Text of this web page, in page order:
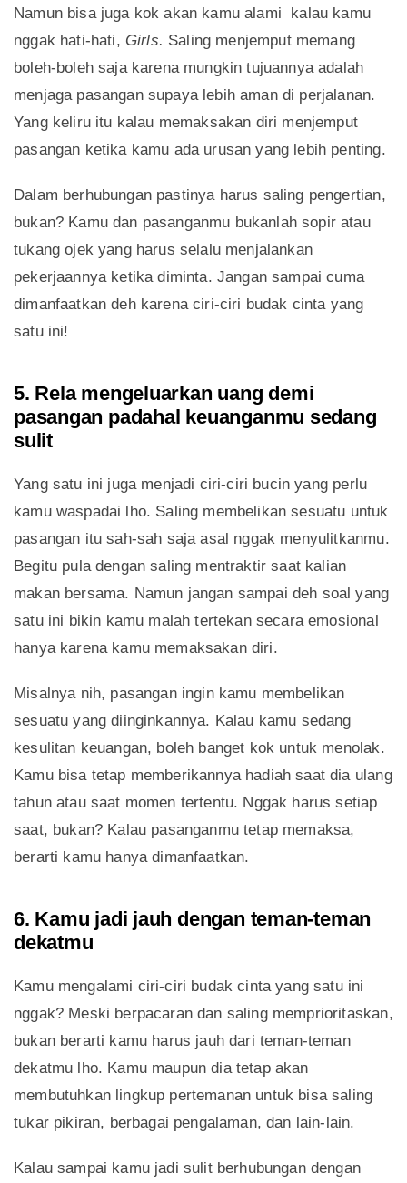
Namun bisa juga kok akan kamu alami kalau kamu
nggak hati-hati, Girls. Saling menjemput memang
boleh-boleh saja karena mungkin tujuannya adalah
menjaga pasangan supaya lebih aman di perjalanan.
Yang keliru itu kalau memaksakan diri menjemput
pasangan ketika kamu ada urusan yang lebih penting.
Dalam berhubungan pastinya harus saling pengertian,
bukan? Kamu dan pasanganmu bukanlah sopir atau
tukang ojek yang harus selalu menjalankan
pekerjaannya ketika diminta. Jangan sampai cuma
dimanfaatkan deh karena ciri-ciri budak cinta yang
satu ini!
5. Rela mengeluarkan uang demi
pasangan padahal keuanganmu sedang
sulit
Yang satu ini juga menjadi ciri-ciri bucin yang perlu
kamu waspadai lho. Saling membelikan sesuatu untuk
pasangan itu sah-sah saja asal nggak menyulitkanmu.
Begitu pula dengan saling mentraktir saat kalian
makan bersama. Namun jangan sampai deh soal yang
satu ini bikin kamu malah tertekan secara emosional
hanya karena kamu memaksakan diri.
Misalnya nih, pasangan ingin kamu membelikan
sesuatu yang diinginkannya. Kalau kamu sedang
kesulitan keuangan, boleh banget kok untuk menolak.
Kamu bisa tetap memberikannya hadiah saat dia ulang
tahun atau saat momen tertentu. Nggak harus setiap
saat, bukan? Kalau pasanganmu tetap memaksa,
berarti kamu hanya dimanfaatkan.
6. Kamu jadi jauh dengan teman-teman
dekatmu
Kamu mengalami ciri-ciri budak cinta yang satu ini
nggak? Meski berpacaran dan saling memprioritaskan,
bukan berarti kamu harus jauh dari teman-teman
dekatmu lho. Kamu maupun dia tetap akan
membutuhkan lingkup pertemanan untuk bisa saling
tukar pikiran, berbagai pengalaman, dan lain-lain.
Kalau sampai kamu jadi sulit berhubungan dengan